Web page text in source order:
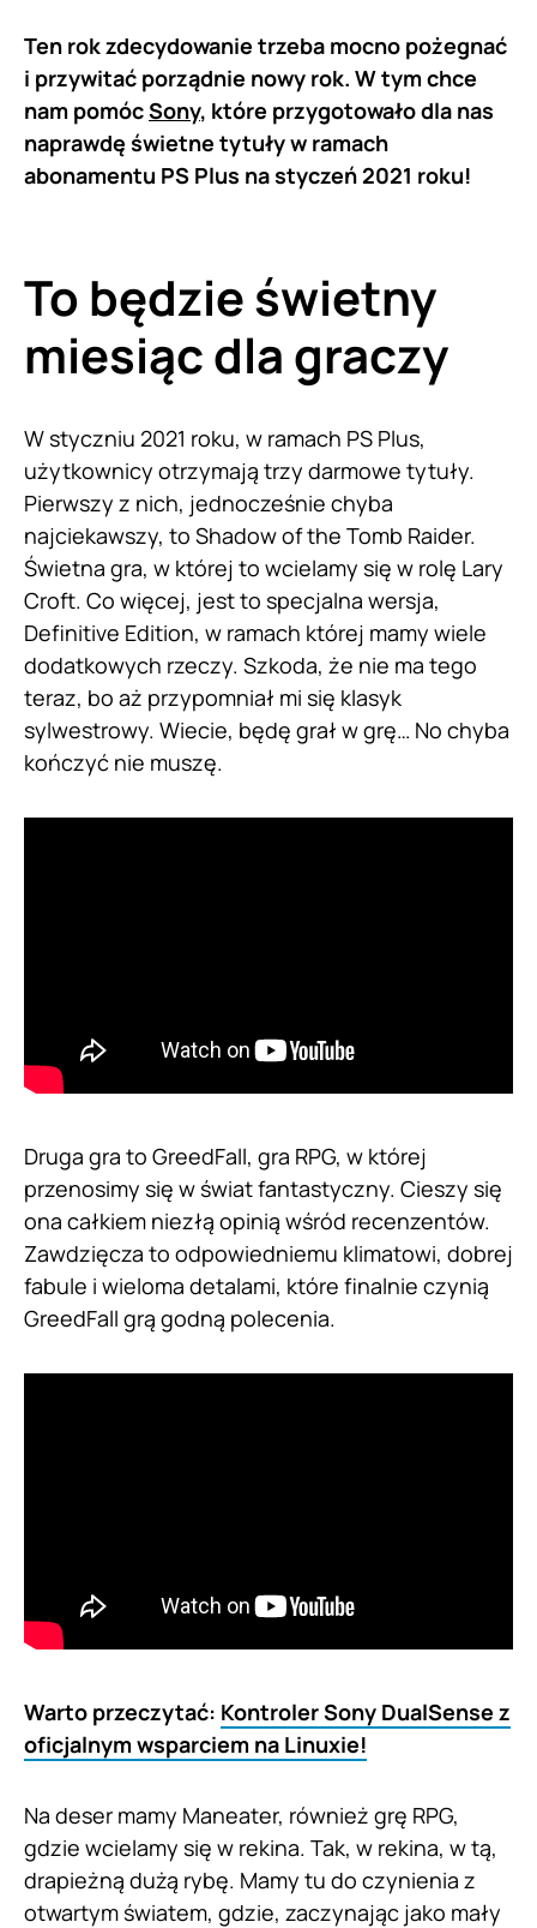
Ten rok zdecydowanie trzeba mocno pożegnać
i przywitać porządnie nowy rok. W tym chce
nam pomócSony, które przygotowało dla nas
naprawdę świetne tytuły w ramach
abonamentu PS Plus na styczeń 2021 roku!
To będzie świetny
miesiąc dla graczy
W styczniu 2021 roku, w ramach PS Plus,
użytkownicy otrzymają trzy darmowe tytuły.
Pierwszy z nich, jednocześnie chyba
najciekawszy, to Shadow of the Tomb Raider.
Świetna gra, w której to wcielamy się w rolę Lary
Croft. Co więcej, jest to specjalna wersja,
Definitive Edition, w ramach której mamy wiele
dodatkowych rzeczy. Szkoda, że nie ma tego
teraz, bo aż przypomniał mi się klasyk
sylwestrowy. Wiecie, będę grał w grę… No chyba
kończyć nie muszę.
Druga gra to GreedFall, gra RPG, w której
przenosimy się w świat fantastyczny. Cieszy się
ona całkiem niezłą opinią wśród recenzentów.
Zawdzięcza to odpowiedniemu klimatowi, dobrej
fabule i wieloma detalami, które finalnie czynią
GreedFall grą godną polecenia.
Warto przeczytać: Kontroler Sony DualSense z
oficjalnym wsparciem na Linuxie!
Na deser mamy Maneater, również grę RPG,
gdzie wcielamy się w rekina. Tak, w rekina, w tą,
drapieżną dużą rybę. Mamy tu do czynienia z
otwartym światem, gdzie, zaczynając jako mały